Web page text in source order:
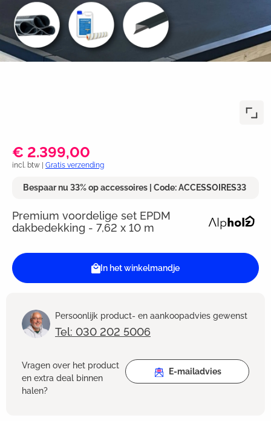
€ 2.399,00
incl. btw | Gratis verzending
Bespaar nu 33% op accessoires | Code: ACCESSOIRES33
Premium voordelige set EPDM
dakbedekking - 7,62 x 10 m
In het winkelmandje
Persoonlijk product- en aankoopadvies gewenst
Tel: 030 202 5006
Vragen over het product
en extra deal binnen
halen?
E-mailadvies